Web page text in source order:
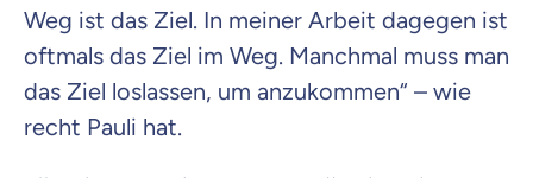
Weg ist das Ziel. In meiner Arbeit dagegen ist
oftmals das Ziel im Weg. Manchmal muss man
das Ziel loslassen, um anzukommen“ – wie
recht Pauli hat.